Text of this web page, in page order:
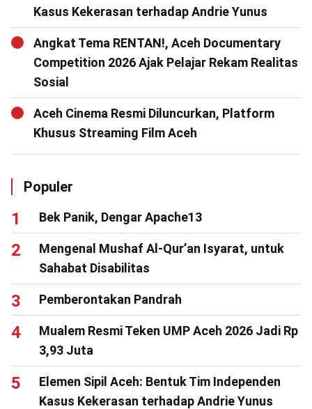
Kasus Kekerasan terhadap Andrie Yunus
Angkat Tema RENTAN!, Aceh Documentary
Competition 2026 Ajak Pelajar Rekam Realitas
Sosial
Aceh Cinema Resmi Diluncurkan, Platform
Khusus Streaming Film Aceh
Populer
Bek Panik, Dengar Apache13
Mengenal Mushaf Al-Qur’an Isyarat, untuk
Sahabat Disabilitas
Pemberontakan Pandrah
Mualem Resmi Teken UMP Aceh 2026 Jadi Rp
3,93 Juta
Elemen Sipil Aceh: Bentuk Tim Independen
Kasus Kekerasan terhadap Andrie Yunus